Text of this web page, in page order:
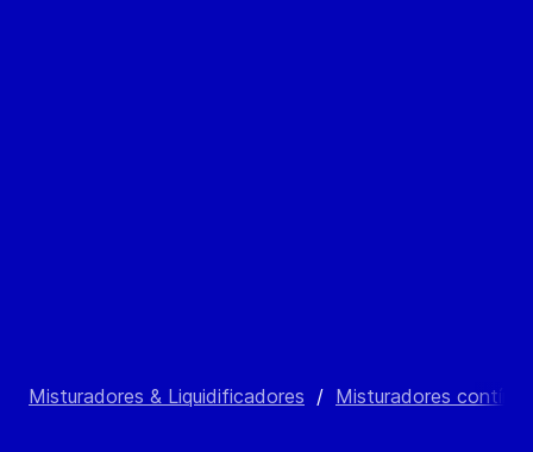
Misturadores & Liquidificadores / Misturadores